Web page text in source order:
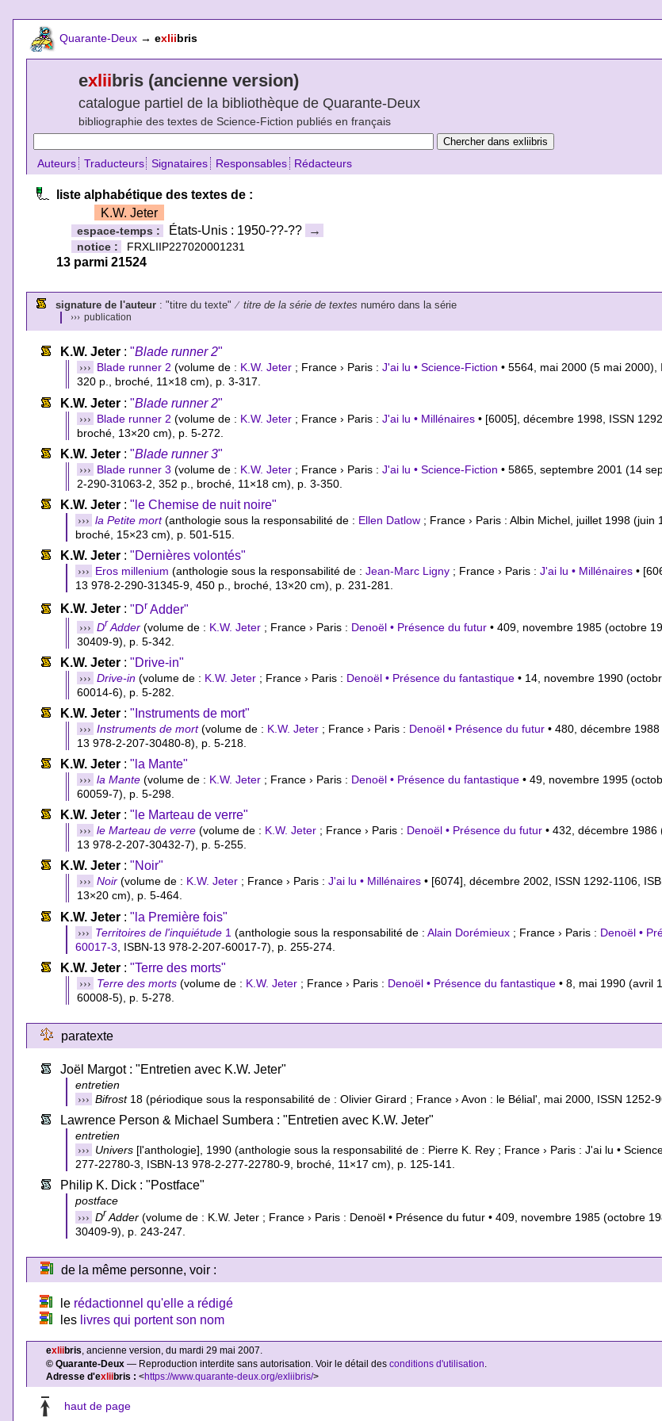
Quarante-Deux → exliibris
exliibris (ancienne version)
catalogue partiel de la bibliothèque de Quarante-Deux
bibliographie des textes de Science-Fiction publiés en français
Auteurs Traducteurs Signataires Responsables Rédacteurs
liste alphabétique des textes de :
K.W. Jeter
espace-temps : États-Unis : 1950-??-?? →
notice : FRXLIIP227020001231
13 parmi 21524
signature de l'auteur: "titre du texte" ⁄ titre de la série de textes numéro dans la série
››› publication
K.W. Jeter :"Blade runner 2"
››› Blade runner 2 (volume de : K.W. Jeter ; France › Paris :J'ai lu • Science-Fiction • 5564, mai 2000 (5 mai 2000),
320 p., broché, 11×18 cm), p. 3-317.
K.W. Jeter :"Blade runner 2"
››› Blade runner 2 (volume de : K.W. Jeter ; France › Paris :J'ai lu • Millénaires • [6005], décembre 1998, ISSN
broché, 13×20 cm), p. 5-272.
K.W. Jeter :"Blade runner 3"
››› Blade runner 3 (volume de : K.W. Jeter ; France › Paris :J'ai lu • Science-Fiction • 5865, septembre 2001 (14
2-290-31063-2 , 352 p., broché, 11×18 cm), p. 3-350.
K.W. Jeter :"le Chemise de nuit noire"
››› la Petite mort(anthologie sous la responsabilité de : Ellen Datlow ; France › Paris : Albin Michel, juillet 1998 (juin
broché, 15×23 cm), p. 501-515.
K.W. Jeter :"Dernières volontés"
››› Eros millenium (anthologie sous la responsabilité de :Jean-Marc Ligny ; France › Paris :J'ai lu • Millénaires •
13 978-2-290-31345-9, 450 p., broché, 13×20 cm), p. 231-281.
K.W. Jeter :"DrAdder"
››› Dr Adder (volume de : K.W. Jeter ; France › Paris : Denoël • Présence du futur • 409, novembre 1985 (octobre
30409-9), p. 5-342.
K.W. Jeter :"Drive-in"
››› Drive-in (volume de : K.W. Jeter ; France › Paris : Denoël • Présence du fantastique • 14, novembre 1990
60014-6), p. 5-282.
K.W. Jeter :"Instruments de mort"
››› Instruments de mort(volume de : K.W. Jeter ; France › Paris : Denoël • Présence du futur • 480, décembre
13 978-2-207-30480-8), p. 5-218.
K.W. Jeter :"la Mante"
››› la Mante (volume de : K.W. Jeter ; France › Paris : Denoël • Présence du fantastique • 49, novembre 1995
60059-7), p. 5-298.
K.W. Jeter :"le Marteau de verre"
››› le Marteau de verre (volume de : K.W. Jeter ; France › Paris : Denoël • Présence du futur • 432, décembre
13 978-2-207-30432-7), p. 5-255.
K.W. Jeter :"Noir"
››› Noir (volume de : K.W. Jeter ; France › Paris :J'ai lu • Millénaires • [6074], décembre 2002, ISSN 1292-1106,
13×20 cm), p. 5-464.
K.W. Jeter :"la Première fois"
››› Territoires de l'inquiétude 1 (anthologie sous la responsabilité de :Alain Dorémieux ; France › Paris : Denoël •
60017-3
ISBN-13 978-2-207-60017-7), p. 255-274.
K.W. Jeter :"Terre des morts"
››› Terre des morts (volume de : K.W. Jeter ; France › Paris : Denoël • Présence du fantastique • 8, mai 1990 (avril
60008-5), p. 5-278.
paratexte
Joël Margot : "Entretien avec K.W. Jeter"
entretien
››› Bifrost18 (périodique sous la responsabilité de : Olivier Girard ; France › Avon : le Bélial', mai 2000, ISSN
Lawrence Person & Michael Sumbera : "Entretien avec K.W. Jeter"
entretien
››› Univers [l'anthologie], 1990 (anthologie sous la responsabilité de : Pierre K. Rey ; France › Paris : J'ai lu •
277-22780-3, ISBN-13 978-2-277-22780-9, broché, 11×17 cm), p. 125-141.
Philip K. Dick : "Postface"
postface
››› Dr Adder (volume de : K.W. Jeter ; France › Paris : Denoël • Présence du futur • 409, novembre 1985 (octobre
30409-9), p. 243-247.
de la même personne, voir :
le rédactionnel qu'elle a rédigé
les livres qui portent son nom
exliibris, ancienne version, du mardi 29 mai 2007.
© Quarante-Deux — Reproduction interdite sans autorisation. Voir le détail desconditions d'utilisation
Adresse d'exliibris :<https://www.quarante-deux.org/exliibris/>
haut de page